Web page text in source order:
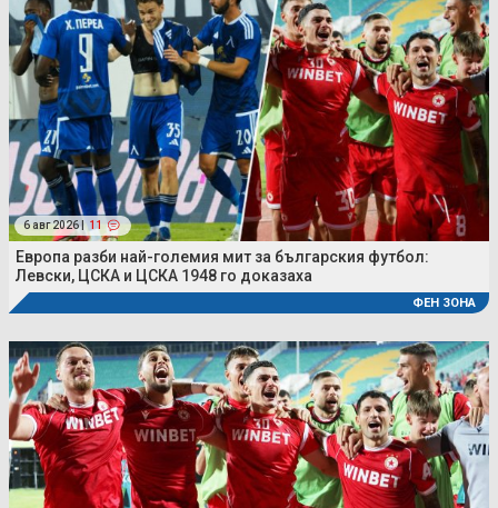
6 авг 2026 | 11
Европа разби най-големия мит за българския футбол:
Левски, ЦСКА и ЦСКА 1948 го доказаха
ФЕН ЗОНА